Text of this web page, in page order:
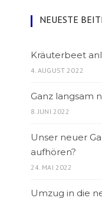
NEUESTE
Kräuterbeet
4. AUGUST 2022
Ganz langsam
8. JUNI 2022
Unser neuer
aufhören?
24. MAI 2022
Umzug in die